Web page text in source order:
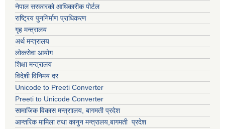
नेपाल सरकारको आधिकारीक पोर्टल
राष्ट्रिय पुननिर्माण प्राधिकरण
गृह मन्त्रालय
अर्थ मन्त्रालय
लोकसेवा आयोग
शिक्षा मन्त्रालय
विदेशी विनिमय दर
Unicode to Preeti Converter
Preeti to Unicode Converter
सामाजिक विकास मन्त्राालय, बागमती प्रदेश
आन्तरिक मामिला तथा कानुन मन्त्रालय,बागमती प्रदेश